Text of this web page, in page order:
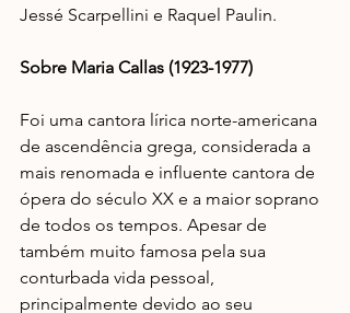
Jessé Scarpellini e Raquel Paulin.
Sobre Maria Callas (1923-1977)
Foi uma cantora lírica norte-americana
de ascendência grega, considerada a
mais renomada e influente cantora de
ópera do século XX e a maior soprano
de todos os tempos. Apesar de
também muito famosa pela sua
conturbada vida pessoal,
principalmente devido ao seu